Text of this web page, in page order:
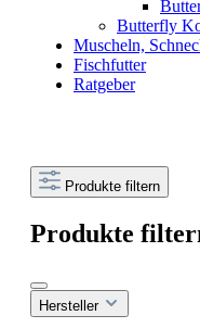
Butterfly
Muscheln,
Fischfutter
Ratgeber
Produkte filtern
Produkte
Hersteller